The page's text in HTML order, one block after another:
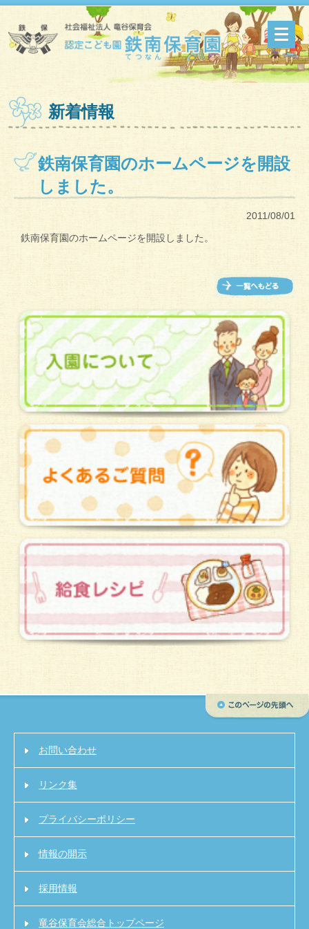
新着情報
鉄南保育園のホームページを開設
しました。
2011/08/01
鉄南保育園のホームページを開設しました。
お問い合わせ
リンク集
プライバシーポリシー
情報の開示
採用情報
竜谷保育会総合トップページ